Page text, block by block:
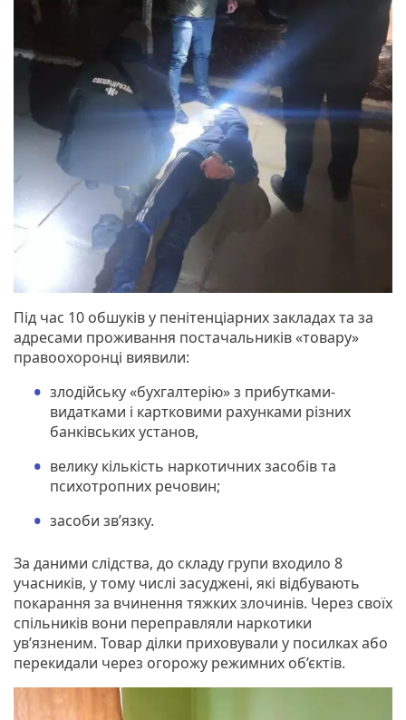
Під час 10 обшуків у пенітенціарних закладах та за
адресами проживання постачальників «товару»
правоохоронці виявили:
злодійську «бухгалтерію» з прибутками-
видатками і картковими рахунками різних
банківських установ,
велику кількість наркотичних засобів та
психотропних речовин;
засоби зв’язку.
За даними слідства, до складу групи входило 8
учасників, у тому числі засуджені, які відбувають
покарання за вчинення тяжких злочинів. Через своїх
спільників вони переправляли наркотики
ув’язненим. Товар ділки приховували у посилках або
перекидали через огорожу режимних об’єктів.